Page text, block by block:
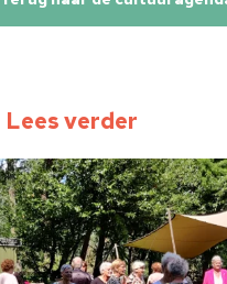
Lees verder